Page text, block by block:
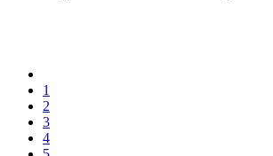
1
2
3
4